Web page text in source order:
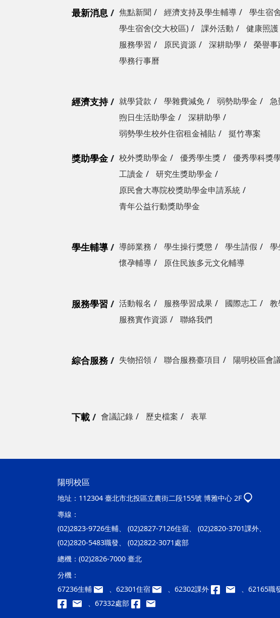
最新消息 焦點新聞 經濟支持及學生輔導
學生宿
學生宿舍(交大校區)
課外活動 健康照護
服務學習
原民資源 深耕助學
榮譽事
學務行事曆
經濟支持 就學貸款 學雜費減免 弱勢助學金
急
煦日生活助學金
深耕助學
弱勢學生校外住宿租金補貼
挺竹專案
獎助學金 校外獎助學金 優秀學生獎
優秀學科獎
工讀金
研究生獎助學金
原民會大專院校獎助學金申請系統
青年公益行動獎助學金
學生輔導 導師業務 學生操行獎懲 學生請假
學
懷孕輔導
原住民族多元文化輔導
服務學習 活動報名 服務學習成果 國際志工
教
服務實作資源
聯絡我們
綜合服務 失物招領 聯合服務臺項目 陽明校區會
下載 會議記錄 歷史檔案 表單
陽明校區
地址： 112304 臺北市北投區立農街二段155號 博雅中心 2F
專線：
(02)2823-9726生輔、 (02)2827-7126住宿、 (02)2820-3701課外、
(02)2820-5483職發、 (02)2822-3071處部
總機： (02)2826-7000 臺北
分機：
67236生輔
、62301住宿 、62302課外
、62165職
、67332處部